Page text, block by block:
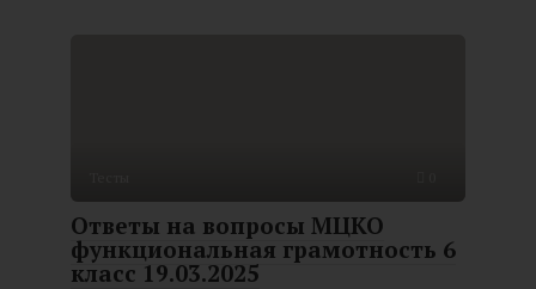
Ответы на вопросы МЦКО
функциональная грамотность 6
класс 19.03.2025